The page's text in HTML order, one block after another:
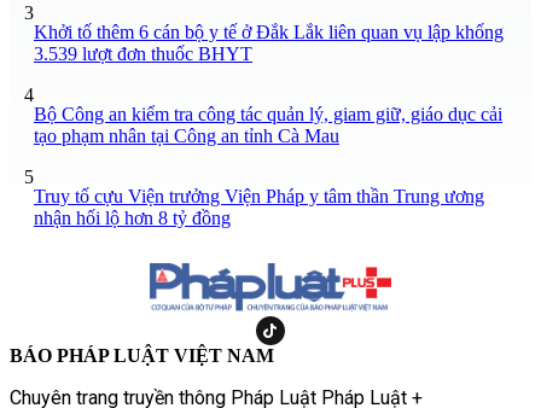
3
Khởi tố thêm 6 cán bộ y tế ở Đắk Lắk liên quan vụ lập khống
3.539 lượt đơn thuốc BHYT
4
Bộ Công an kiểm tra công tác quản lý, giam giữ, giáo dục cải
tạo phạm nhân tại Công an tỉnh Cà Mau
5
Truy tố cựu Viện trưởng Viện Pháp y tâm thần Trung ương
nhận hối lộ hơn 8 tỷ đồng
BÁO PHÁP LUẬT VIỆT NAM
Chuyên trang truyền thông Pháp Luật Pháp Luật +